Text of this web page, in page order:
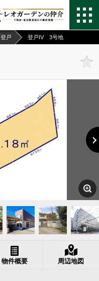
登戸 登戸IV 3号地
物件概要 周辺地図